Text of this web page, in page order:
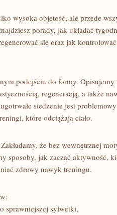
wysoka objętość, ale przede
porady, jak układać
się oraz jak
podejściu do formy. Opisujemy
regeneracją, a także
siedzenie jest
które odciążają ciało.
że bez wewnętrznej
sposoby, jak zacząć aktywność,
zdrowy nawyk treningu.
sprawniejszej sylwetki,